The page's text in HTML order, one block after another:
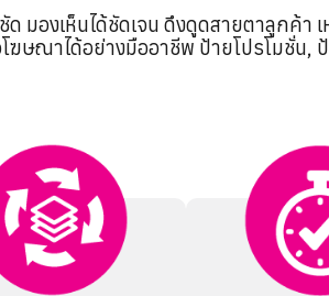
องเห็นได้ชัดเจน ดึงดูดสายตาลูกค้า
ฆษณาได้อย่างมืออาชีพ ป้ายโปรโมชั่น,